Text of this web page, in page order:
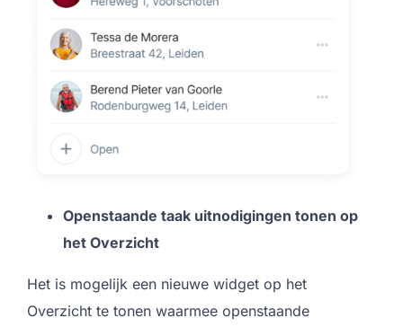
Openstaande taak uitnodigingen tonen op
het Overzicht
Het is mogelijk een nieuwe widget op het
Overzicht te tonen waarmee openstaande